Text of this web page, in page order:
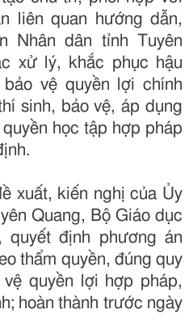
liên quan hướng dẫn,
Nhân dân tỉnh Tuyên
xử lý, khắc phục hậu
vệ quyền lợi chính
sinh, bảo vệ, áp dụng
học tập hợp pháp
xuất, kiến nghị của Ủy
Quang, Bộ Giáo dục
định phương án
thẩm quyền, đúng quy
quyền lợi hợp pháp,
hoàn thành trước ngày